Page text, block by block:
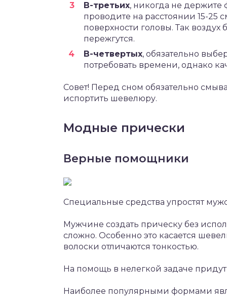
В-третьих, никогда не
проводите на расстоянии 15-25
поверхности головы. Так
пережгутся.
В-четвертых, обязательно
потребовать времени, однако
Совет! Перед сном обязательно
испортить шевелюру.
Модные прически
Верные помощники
Специальные средства упростят
Мужчине создать прическу без
сложно. Особенно это касается
волоски отличаются тонкостью.
На помощь в нелегкой задаче
Наиболее популярными формами